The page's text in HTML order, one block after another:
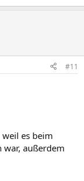
#11
es beim
war, außerdem